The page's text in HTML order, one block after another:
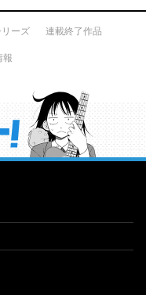
ーズ 連載終了作品
報
ャンプルーキー！